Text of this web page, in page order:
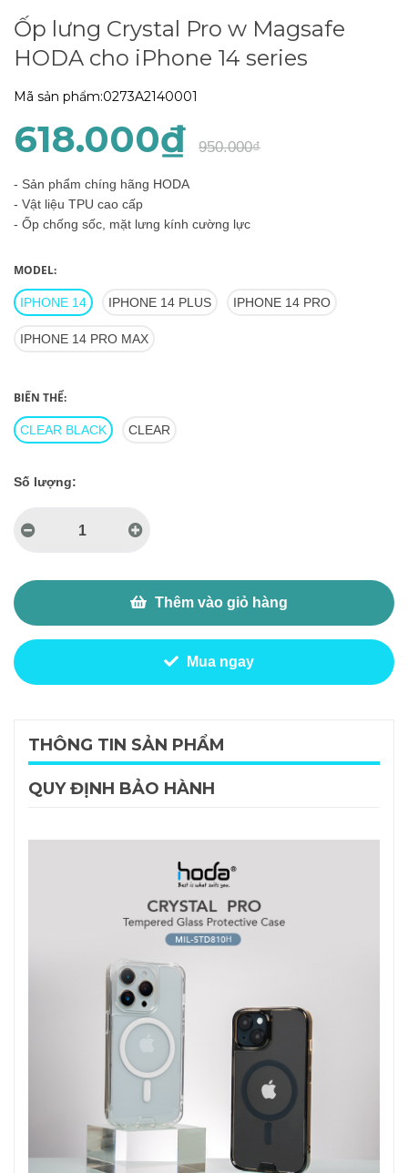
Ốp lưng Crystal Pro w Magsafe
HODA cho iPhone 14 series
Mã sản phẩm:0273A2140001
618.000₫ 950.000₫
- Sản phẩm chíng hãng HODA
- Vật liệu TPU cao cấp
- Ốp chống sốc, mặt lưng kính cường lực
MODEL:
IPHONE 14 IPHONE 14 PLUS IPHONE 14 PRO
IPHONE 14 PRO MAX
BIẾN THỂ:
CLEAR BLACK CLEAR
Số lượng:
Thêm vào giỏ hàng
Mua ngay
THÔNG TIN SẢN PHẨM
QUY ĐỊNH BẢO HÀNH